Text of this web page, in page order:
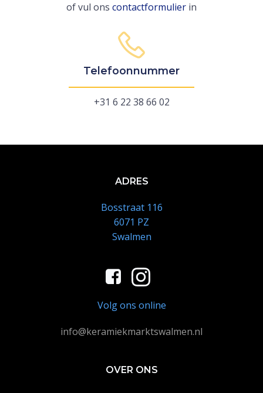
of vul ons contactformulier in
Telefoonnummer
+31 6 22 38 66 02
ADRES
Bosstraat 116
6071 PZ
Swalmen
Volg ons online
info@keramiekmarktswalmen.nl
OVER ONS